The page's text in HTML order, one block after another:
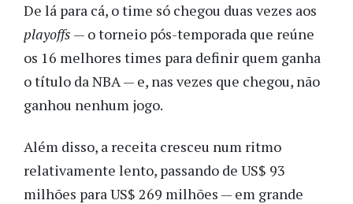
De lá para cá, o time só chegou duas vezes aos
playoffs — o torneio pós-temporada que reúne
os 16 melhores times para definir quem ganha
o título da NBA — e, nas vezes que chegou, não
ganhou nenhum jogo.
Além disso, a receita cresceu num ritmo
relativamente lento, passando de US$ 93
milhões para US$ 269 milhões — em grande